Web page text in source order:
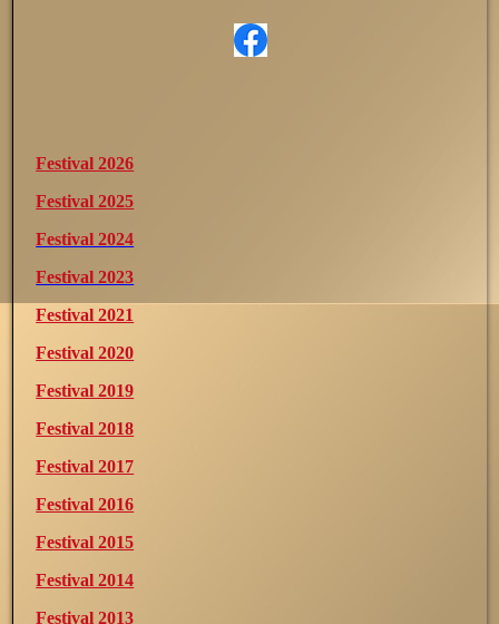
Festival 2026
Festival 2025
Festival 2024
Festival 2023
Festival 2021
Festival 2020
Festival 2019
Festival 2018
Festival 2017
Festival 2016
Festival 2015
Festival 2014
Festival 2013